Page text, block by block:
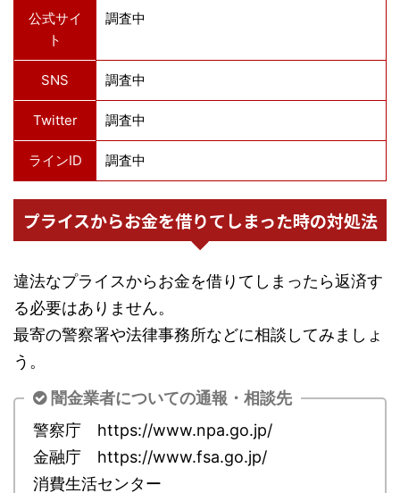
公式サイ
ト
調査中
SNS 調査中
Twitter 調査中
ラインID 調査中
プライスからお金を借りてしまった時の対処法
違法なプライスからお金を借りてしまったら返済す
る必要はありません。
最寄の警察署や法律事務所などに相談してみましょ
う。
闇金業者についての通報・相談先
警察庁 https://www.npa.go.jp/
金融庁 https://www.fsa.go.jp/
消費生活センター